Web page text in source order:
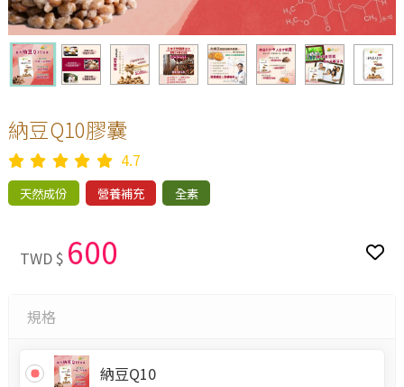
納豆Q10膠囊
4.7
天然成份 營養補充 全素
TWD $ 600
規格
納豆Q10